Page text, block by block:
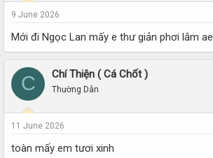
9 June 2026
Mới đi Ngọc Lan mấy e thư giản phơi lắm ae
C Chí Thiện ( Cá Chốt )
Thường Dân
11 June 2026
toàn mấy em tươi xinh